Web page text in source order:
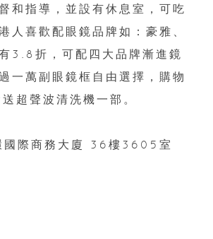
和指導，並設有休息室，可吃
人喜歡配眼鏡品牌如：豪雅、
3.8折，可配四大品牌漸進鏡
一萬副眼鏡框自由選擇，購物
超聲波清洗機一部。
國際商務大廈 36樓3605室